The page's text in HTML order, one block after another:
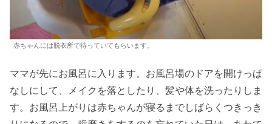
赤ちゃんには脱衣所で待っていてもらいます。
ママが先にお風呂に入ります。お風呂場のドアを開けっぱ
なしにして、メイクを落としたり、髪や体を洗ったりしま
す。お風呂上がりは赤ちゃんが寝るまでしばらくつきっき